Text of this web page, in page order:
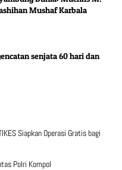
Mushaf Karbala
senjata 60 hari dan
Siapkan Operasi Gratis bagi
Polri Kompol